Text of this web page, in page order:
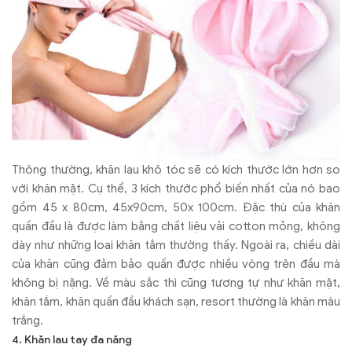
Thông thường, khăn lau khô tóc sẽ có kích thước lớn hơn so
với khăn mặt. Cụ thể, 3 kích thước phổ biến nhất của nó bao
gồm 45 x 80cm, 45x90cm, 50x 100cm. Đặc thù của khăn
quấn đầu là được làm bằng chất liệu vải cotton mỏng, không
dày như những loại khăn tắm thường thấy. Ngoài ra, chiều dài
của khăn cũng đảm bảo quấn được nhiều vòng trên đầu mà
không bị nặng. Về màu sắc thì cũng tương tự như khăn mặt,
khăn tắm, khăn quấn đầu khách sạn, resort thường là khăn màu
trắng.
4. Khăn lau tay đa năng